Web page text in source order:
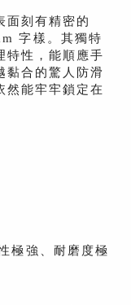
面刻有精密的
字樣。其獨特
特性，能順應手
黏合的驚人防滑
然能牢牢鎖定在
極強、耐磨度極